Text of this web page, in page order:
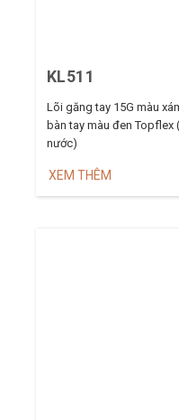
KL511
Lõi găng tay 15G màu
bàn tay màu đen Topflex
nước)
XEM THÊM